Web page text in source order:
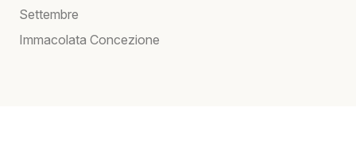
Settembre
Immacolata Concezione